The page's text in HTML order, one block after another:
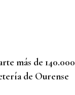
más de 140.000
de Ourense